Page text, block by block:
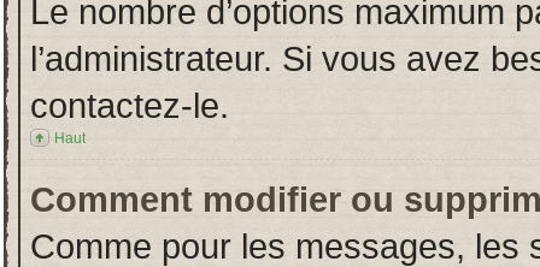
Le nombre d’options maximum
l’administrateur. Si vous avez
contactez-le.
Haut
Comment modifier ou
Comme pour les messages, les